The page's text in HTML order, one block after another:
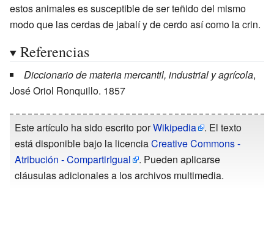
estos animales es susceptible de ser teñido del mismo
modo que las cerdas de jabalí y de cerdo así como la crin.
Referencias
Diccionario de materia mercantil, industrial y agrícola,
José Oriol Ronquillo. 1857
Este artículo ha sido escrito porWikipedia
. El texto
está disponible bajo la licenciaCreative Commons -
Atribución - CompartirIgual
. Pueden aplicarse
cláusulas adicionales a los archivos multimedia.